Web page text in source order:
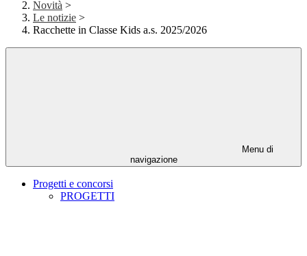
Novità >
Le notizie >
Racchette in Classe Kids a.s. 2025/2026
Menu di
navigazione
Progetti e concorsi
PROGETTI